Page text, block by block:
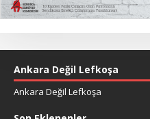
Ankara Değil Lefkoşa
Ankara Değil Lefkoşa